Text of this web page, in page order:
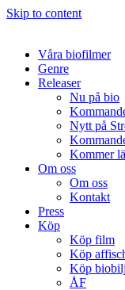
Skip to content
Våra biofilmer
Genre
Releaser
Nu på bio
Nytt på
Kommer
Om oss
Om oss
Kontakt
Press
Köp
Köp film
Köp
Köp
ÅF